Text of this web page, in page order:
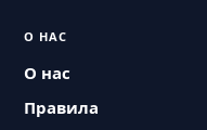
О НАС
О нас
Правила